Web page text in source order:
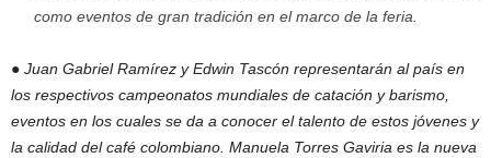
como eventos de gran tradición en el marco de la feria.
● Juan Gabriel Ramírez y Edwin Tascón representarán al país en
los respectivos campeonatos mundiales de catación y barismo,
eventos en los cuales se da a conocer el talento de estos jóvenes y
la calidad del café colombiano. Manuela Torres Gaviria es la nueva